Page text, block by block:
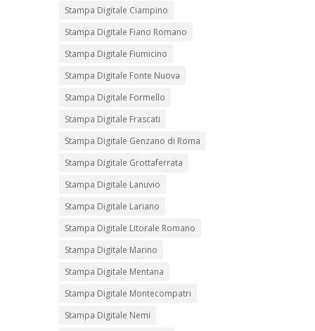
Stampa Digitale Ciampino
Stampa Digitale Fiano Romano
Stampa Digitale Fiumicino
Stampa Digitale Fonte Nuova
Stampa Digitale Formello
Stampa Digitale Frascati
Stampa Digitale Genzano di Roma
Stampa Digitale Grottaferrata
Stampa Digitale Lanuvio
Stampa Digitale Lariano
Stampa Digitale Litorale Romano
Stampa Digitale Marino
Stampa Digitale Mentana
Stampa Digitale Montecompatri
Stampa Digitale Nemi